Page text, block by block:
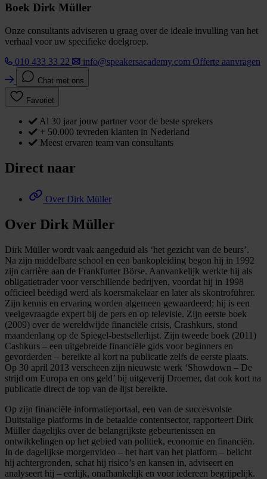
Boek Dirk Müller
Onze consultants adviseren u graag over de ideale invulling van het
verhaal voor uw specifieke doelgroep.
010 433 33 22
info@speakersacademy.com Offerte aanvragen
Chat met ons
Favoriet
Al 30 jaar jouw partner voor de beste sprekers
+ 50.000 tevreden klanten in Nederland
Meest ervaren team van consultants
Direct naar
Over Dirk Müller
Over Dirk Müller
Dirk Müller wordt vaak aangeduid als ‘het gezicht van de beurs’.
Na zijn middelbare school en een bankopleiding begon hij in 1992
zijn carrière aan de Frankfurter Börse. Aanvankelijk werkte hij als
obligatietrader voor verschillende bedrijven, voordat hij in 1998
officieel beëdigd werd als koersmakelaar en later als skontroführer.
Zijn kennis en ervaring worden algemeen gewaardeerd; hij is een
veelgevraagde expert bij de pers en op televisie. Zijn eerste boek
(2009) over de wereldwijde financiële crisis, Crashkurs, stond
maandenlang op de Spiegel-bestsellerlijst. Zijn tweede boek (2011)
Cashkurs – een uitgebreide financiële gids voor beginners en
gevorderden – bereikte al kort na publicatie zelfs de eerste plaats.
Op 30 april 2013 verscheen zijn nieuwste werk ‘Showdown – De
strijd om Europa en ons geld’ bij uitgeverij Droemer, dat ook kort na
publicatie direct de top van de lijst bereikte.
Op zijn financiële informatieportaal, een van de succesvolste
Duitstalige platforms in de betaalde contentsector, rapporteert Dirk
Müller dagelijks over de belangrijkste gebeurtenissen en
ontwikkelingen op het gebied van politiek, economie en financiën.
In de dagelijkse morgenvideo – het hart van het platform – belicht
hij achtergronden, schat hij risico’s en kansen in, adviseert en
analyseert hij – eerlijk, onafhankelijk en voor iedereen begrijpelijk.